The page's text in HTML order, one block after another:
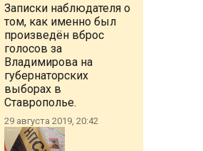
Записки наблюдателя о
том, как именно был
произведён вброс
голосов за
Владимирова на
губернаторских
выборах в
Ставрополье.
29 августа 2019, 20:42